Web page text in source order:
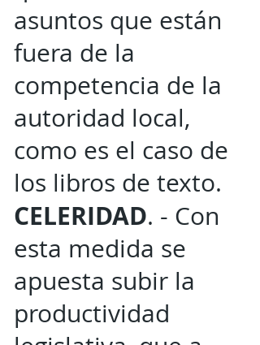
asuntos que están
fuera de la
competencia de la
autoridad local,
como es el caso de
los libros de texto.
CELERIDAD. - Con
esta medida se
apuesta subir la
productividad